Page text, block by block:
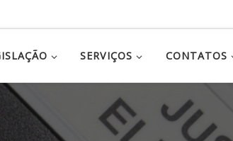
SERVIÇOS CONTATOS